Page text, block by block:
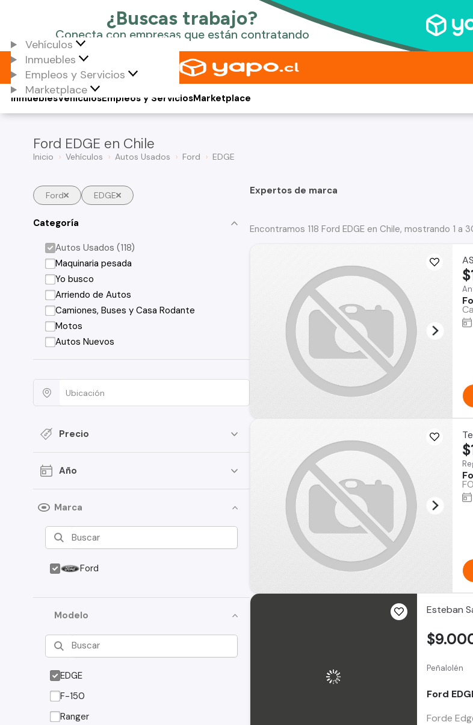
Vehículos
Inmuebles
Empleos y Servicios
Marketplace
Vehículos
Inmuebles Empleos y ServiciosMarketplace
Ford EDGE en Chile
Inicio Vehículos Autos Usados Ford EDGE
Ford EDGE
Categoría
Autos Usados (118)
Maquinaria pesada
Yo busco
Arriendo de Autos
Camiones, Buses y Casa Rodante
Motos
Autos Nuevos
Precio
Año
Marca
Ford
Modelo
EDGE
F-150
Ranger
Expertos de marca
Encontramos 118 Ford EDGE en Chile, mostrando 1 a
Esteban
Peñalolén
Ford
Forde